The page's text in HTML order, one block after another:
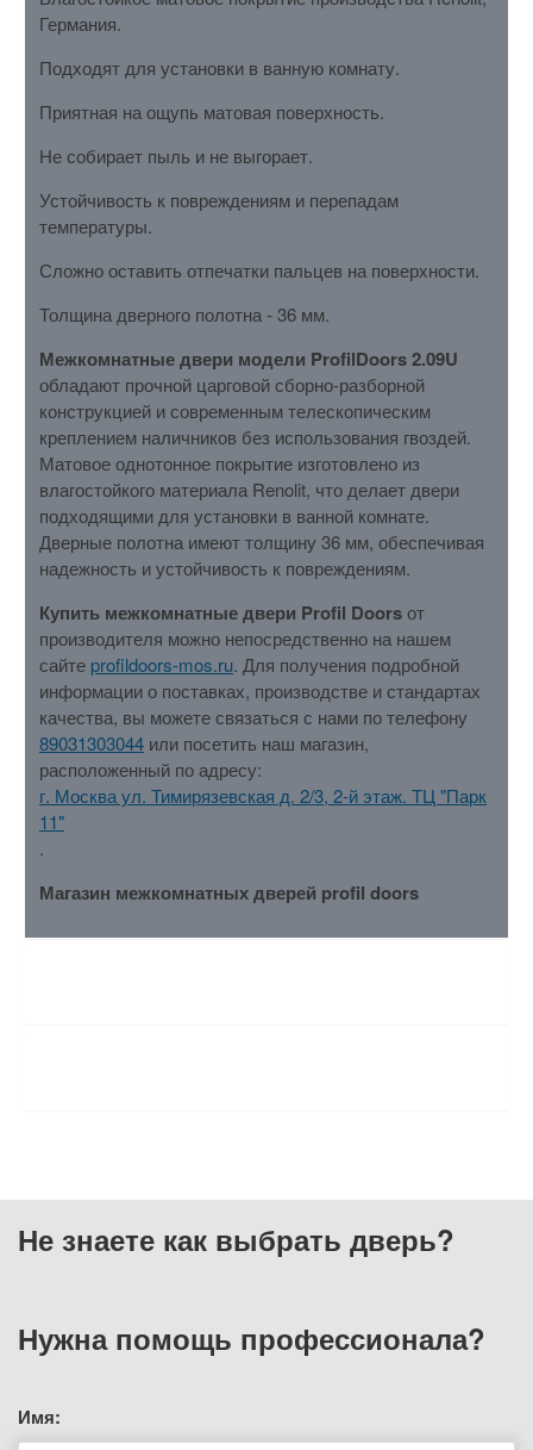
Германия.
Подходят для установки в ванную комнату.
Приятная на ощупь матовая поверхность.
Не собирает пыль и не выгорает.
Устойчивость к повреждениям и перепадам
температуры.
Сложно оставить отпечатки пальцев на поверхности.
Толщина дверного полотна - 36 мм.
Межкомнатные двери модели ProfilDoors 2.09U
обладают прочной царговой сборно-разборной
конструкцией и современным телескопическим
креплением наличников без использования гвоздей.
Матовое однотонное покрытие изготовлено из
влагостойкого материала Renolit, что делает двери
подходящими для установки в ванной комнате.
Дверные полотна имеют толщину 36 мм, обеспечивая
надежность и устойчивость к повреждениям.
Купить межкомнатные двери Profil Doorsот
производителя можно непосредственно на нашем
сайте profildoors-mos.ru. Для получения подробной
информации о поставках, производстве и стандартах
качества, вы можете связаться с нами по телефону
89031303044 или посетить наш магазин,
расположенный по адресу:
г. Москва ул. Тимирязевская д. 2/3, 2-й этаж. ТЦ "Парк
11"
.
Магазин межкомнатных дверей profil doors
Не знаете как выбрать дверь?
Нужна помощь профессионала?
Имя: